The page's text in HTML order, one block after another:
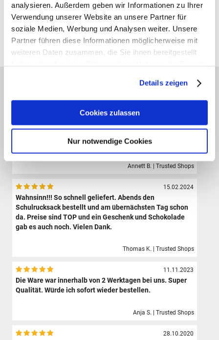
analysieren. Außerdem geben wir Informationen zu Ihrer
Verwendung unserer Website an unsere Partner für
soziale Medien, Werbung und Analysen weiter. Unsere
Partner führen diese Informationen möglicherweise mit
weiteren Daten zusammen, die Sie ihnen bereitgestellt
Details zeigen
Cookies zulassen
Nur notwendige Cookies
Gutscheine bestellen
Alle Preise verstehen sich inklusive der gesetzl. MwSt. und zzgl.
Versand(ab 39,00 € Bestellwert versandkostenfrei!)
Sporttaschen, Schulranzen und Zubehör.Die Bestellung
ist sehr einfach und der Versand erfolgte sehr schnell.
Annett B. | Trusted Shops
15.02.2024
Wahnsinn!!! So schnell geliefert. Abends den
Schulrucksack bestellt und am übernächsten Tag schon
da. Preise sind TOP und ein Geschenk und Schokolade
gab es auch noch. Vielen Dank.
Thomas K. | Trusted Shops
11.11.2023
Die Ware war innerhalb von 2 Werktagen bei uns. Super
Qualität. Würde ich sofort wieder bestellen.
Anja S. | Trusted Shops
28.10.2020